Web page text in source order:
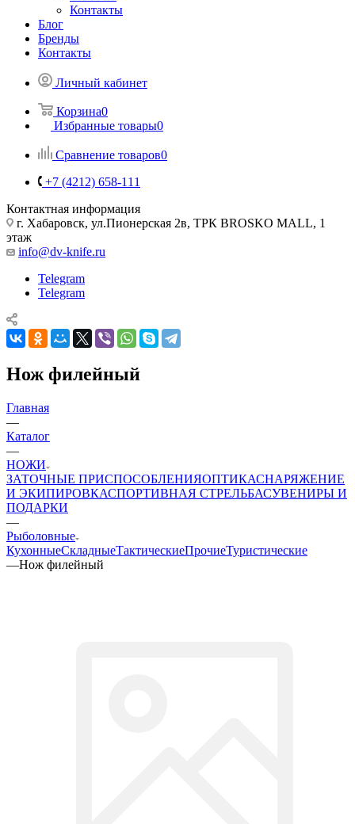
Контакты
Блог
Бренды
Контакты
Личный кабинет
Корзина0
Избранные товары0
Сравнение товаров0
+7 (4212) 658-111
Контактная информация
г. Хабаровск, ул.Пионерская 2в, ТРК BROSKO MALL, 1
этаж
info@dv-knife.ru
Telegram
Telegram
Нож филейный
Главная
—
Каталог
—
НОЖИ
ЗАТОЧНЫЕ ПРИСПОСОБЛЕНИЯОПТИКАСНАРЯЖЕНИЕ
И ЭКИПИРОВКАСПОРТИВНАЯ СТРЕЛЬБАСУВЕНИРЫ И
ПОДАРКИ
—
Рыболовные
КухонныеСкладныеТактическиеПрочиеТуристические
—Нож филейный